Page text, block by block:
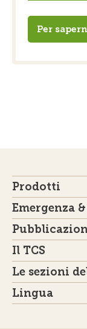
Per
Prodotti
Emergenza
Il TCS
Le sezioni
Lingua